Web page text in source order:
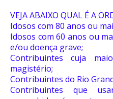
VEJA ABAIXO QUAL É A
Idosos com 80 anos ou
Idosos com 60 anos ou
e/ou doença grave;
Contribuintes cuja
magistério;
Contribuintes do Rio
Contribuintes que